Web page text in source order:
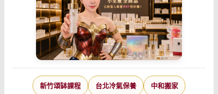
新竹頌缽課程 台北冷氣保養 中和搬家